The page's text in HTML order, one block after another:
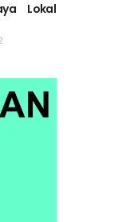
Lokal